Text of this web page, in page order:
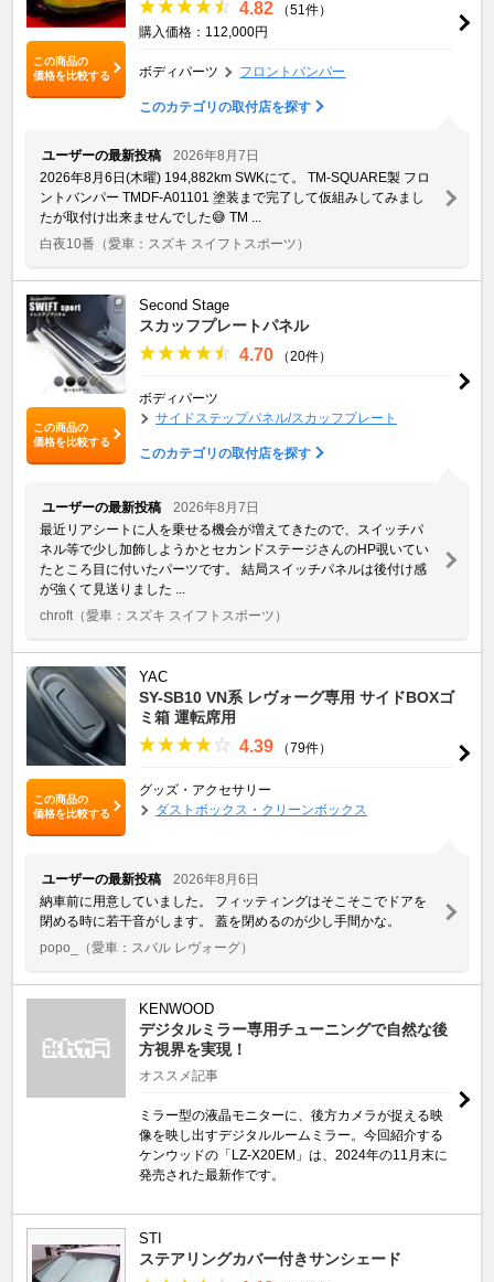
この商品の
価格を比較する
4.82
（51件）
購入価格：112,000円
ボディパーツ フロントバンパー
このカテゴリの取付店を探す
ユーザーの最新投稿
2026年8月7日
2026年8月6日(木曜) 194,882km SWKにて。 TM-SQUARE製 フロ
ントバンパー TMDF-A01101 塗装まで完了して仮組みしてみまし
たが取付け出来ませんでした😅 TM ...
白夜10番 （愛車：スズキ スイフトスポーツ）
この商品の
価格を比較する
Second Stage
スカッフプレートパネル
4.70 （20件）
ボディパーツ
サイドステップパネル/スカッフプレート
このカテゴリの取付店を探す
ユーザーの最新投稿
2026年8月7日
最近リアシートに人を乗せる機会が増えてきたので、スイッチパ
ネル等で少し加飾しようかとセカンドステージさんのHP覗いてい
たところ目に付いたパーツです。 結局スイッチパネルは後付け感
が強くて見送りました ...
chroft （愛車：スズキ スイフトスポーツ）
この商品の
価格を比較する
YAC
SY-SB10 VN系 レヴォーグ専用 サイドBOXゴ
ミ箱 運転席用
4.39 （79件）
グッズ・アクセサリー
ダストボックス・クリーンボックス
ユーザーの最新投稿
2026年8月6日
納車前に用意していました。 フィッティングはそこそこでドアを
閉める時に若干音がします。 蓋を閉めるのが少し手間かな。
popo_
（愛車：スバル レヴォーグ）
KENWOOD
デジタルミラー専用チューニングで自然な後
方視界を実現！
オススメ記事
ミラー型の液晶モニターに、後方カメラが捉える映
像を映し出すデジタルルームミラー。今回紹介する
ケンウッドの「LZ-X20EM」は、2024年の11月末に
発売された最新作です。
STI
ステアリングカバー付きサンシェード